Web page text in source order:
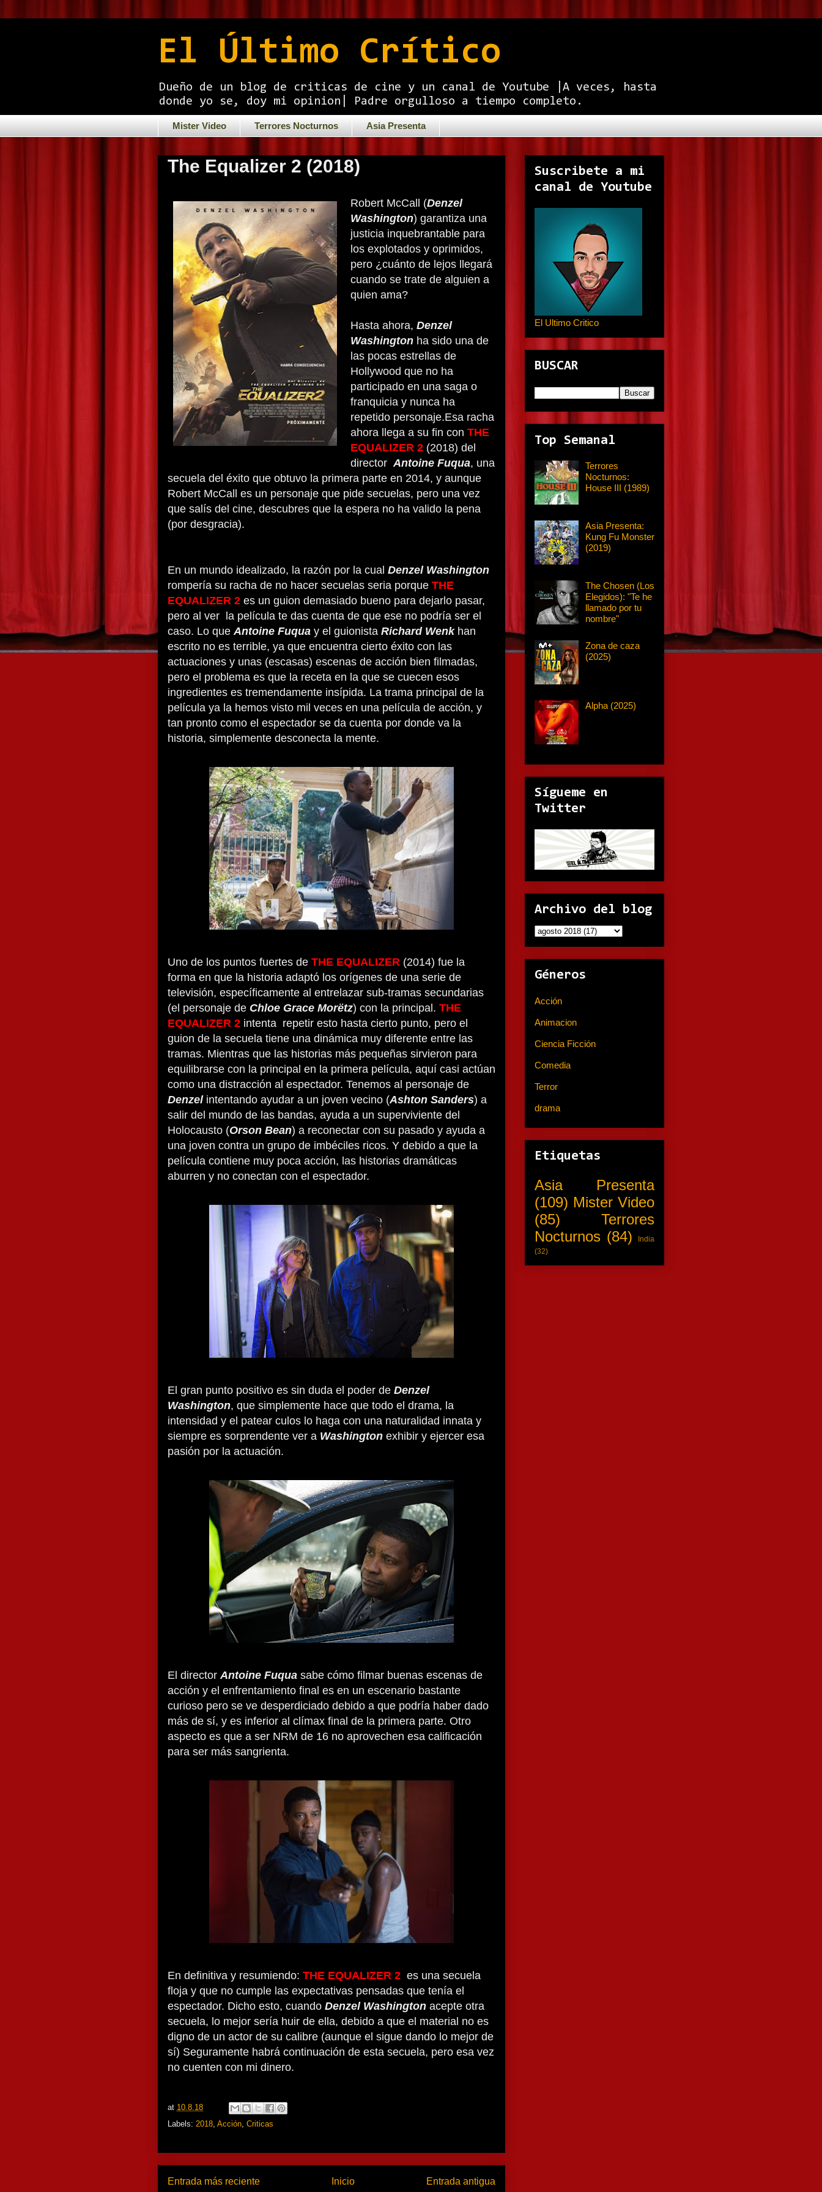
El Último Crítico
Dueño de un blog de criticas de cine y un canal de Youtube |A veces, hasta
donde yo se, doy mi opinion| Padre orgulloso a tiempo completo.
Mister Video Terrores Nocturnos Asia Presenta
The Equalizer 2 (2018)
Robert McCall (Denzel
Washington) garantiza una
justicia inquebrantable para
los explotados y oprimidos,
pero ¿cuánto de lejos llegará
cuando se trate de alguien a
quien ama?
Hasta ahora, Denzel
Washington ha sido una de
las pocas estrellas de
Hollywood que no ha
participado en una saga o
franquicia y nunca ha
repetido personaje.Esa racha
ahora llega a su fin con THE
EQUALIZER 2 (2018) del
director Antoine Fuqua, una
secuela del éxito que obtuvo la primera parte en 2014, y aunque
Robert McCall es un personaje que pide secuelas, pero una vez
que salís del cine, descubres que la espera no ha valido la pena
(por desgracia).
En un mundo idealizado, la razón por la cual Denzel Washington
rompería su racha de no hacer secuelas seria porque THE
EQUALIZER 2 es un guion demasiado bueno para dejarlo pasar,
pero al ver
la película te das cuenta de que ese no podría ser el
caso. Lo queAntoine Fuqua y el guionista Richard Wenkhan
escrito no es terrible, ya que encuentra cierto éxito con las
actuaciones y unas (escasas) escenas de acción bien filmadas,
pero el problema es que la receta en la que se cuecen esos
ingredientes es tremendamente insípida. La trama principal de la
película ya la hemos visto mil veces en una película de acción, y
tan pronto como el espectador se da cuenta por donde va la
historia, simplemente desconecta la mente.
Uno de los puntos fuertes de THE EQUALIZER (2014) fue la
forma en que la historia adaptó los orígenes de una serie de
televisión, específicamente al entrelazar sub-tramas secundarias
(el personaje de Chloe Grace Morëtz) con la principal. THE
EQUALIZER 2 intenta repetir esto hasta cierto punto, pero el
guion de la secuela tiene una dinámica muy diferente entre las
tramas. Mientras que las historias más pequeñas sirvieron para
equilibrarse con la principal en la primera película, aquí casi actúan
como una distracción al espectador. Tenemos al personaje de
Denzel intentando ayudar a un joven vecino (Ashton Sanders) a
salir del mundo de las bandas, ayuda a un superviviente del
Holocausto (Orson Bean) a reconectar con su pasado y ayuda a
una joven contra un grupo de imbéciles ricos. Y debido a que la
película contiene muy poca acción, las historias dramáticas
aburren y no conectan con el espectador.
El gran punto positivo es sin duda el poder de Denzel
Washington, que simplemente hace que todo el drama, la
intensidad y el patear culos lo haga con una naturalidad innata y
siempre es sorprendente ver a Washington exhibir y ejercer esa
pasión por la actuación.
El directorAntoine Fuqua sabe cómo filmar buenas escenas de
acción y el enfrentamiento final es en un escenario bastante
curioso pero se ve desperdiciado debido a que podría haber dado
más de sí, y es inferior al clímax final de la primera parte. Otro
aspecto es que a ser NRM de 16 no aprovechen esa calificación
para ser más sangrienta.
En definitiva y resumiendo: THE EQUALIZER 2 es una secuela
floja y que no cumple las expectativas pensadas que tenía el
espectador. Dicho esto, cuando Denzel Washington acepte otra
secuela, lo mejor sería huir de ella, debido a que el material no es
digno de un actor de su calibre (aunque el sigue dando lo mejor de
sí) Seguramente habrá continuación de esta secuela, pero esa vez
no cuenten con mi dinero.
at 10.8.18
Labels: 2018, Acción, Criticas
Entrada más reciente Entrada antigua
Inicio
Suscribete a mi
canal de Youtube
El Ultimo Critico
BUSCAR
Top Semanal
Terrores
Nocturnos:
House III (1989)
Asia Presenta:
Kung Fu Monster
(2019)
The Chosen (Los
Elegidos): "Te he
llamado por tu
nombre"
Zona de caza
(2025)
Alpha (2025)
Sígueme en
Twitter
Archivo del blog
Géneros
Acción
Animacion
Ciencia Ficción
Comedia
Terror
drama
Etiquetas
Asia Presenta
(109) Mister Video
(85)
Terrores
Nocturnos (84)
India
(32)